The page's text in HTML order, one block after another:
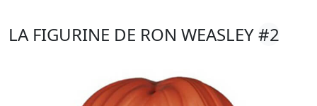
LA FIGURINE DE RON WEASLEY#2